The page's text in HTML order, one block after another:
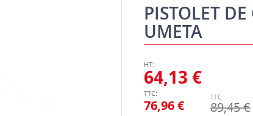
PISTOLET
UMETA
76,96 €
64,13 €
89,45 €